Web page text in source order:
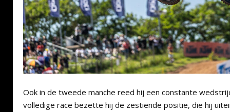
Ook in de tweede manche reed hij een constante
volledige race bezette hij de zestiende positie, die hij